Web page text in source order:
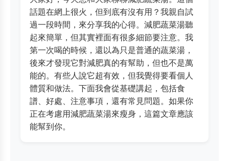
話題在網上很火，但到底有沒有用？我親自試
過一段時間，來分享我的心得。減肥蔬菜湯聽
起來簡單，但其實裡面有很多細節要注意。我
第一次喝的時候，還以為只是普通的蔬菜湯，
後來才發現它對減肥真的有幫助，但也不是萬
能的。有些人說它超有效，但我覺得要看個人
體質和做法。下面我會從基礎講起，包括食
譜、好處、注意事項，還有常見問題。如果你
正在考慮用減肥蔬菜湯來瘦身，這篇文章應該
能幫到你。